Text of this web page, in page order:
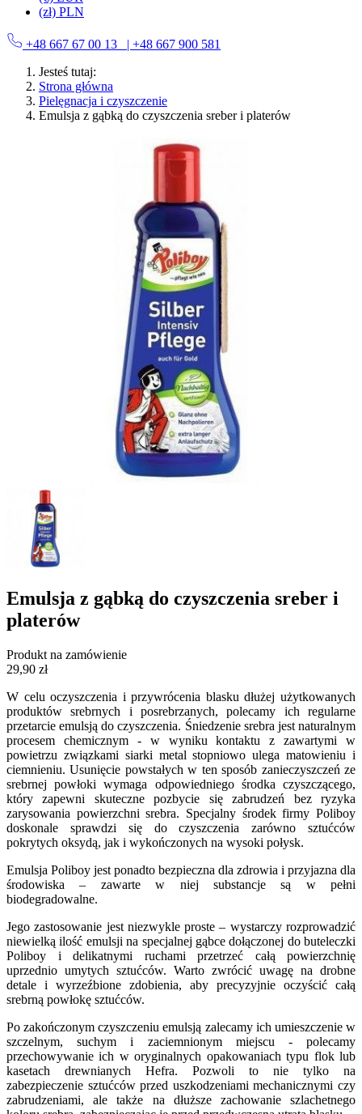
(zł) PLN
+48 667 67 00 13
| +48 667 900 581
Jesteś tutaj:
Strona główna
Pielęgnacja i czyszczenie
Emulsja z gąbką do czyszczenia sreber i platerów
Emulsja z gąbką do czyszczenia sreber i
platerów
Produkt na zamówienie
29,90 zł
W celu oczyszczenia i przywrócenia blasku dłużej użytkowanych
produktów srebrnych i posrebrzanych, polecamy ich regularne
przetarcie emulsją do czyszczenia. Śniedzenie srebra jest naturalnym
procesem chemicznym - w wyniku kontaktu z zawartymi w
powietrzu związkami siarki metal stopniowo ulega matowieniu i
ciemnieniu. Usunięcie powstałych w ten sposób zanieczyszczeń ze
srebrnej powłoki wymaga odpowiedniego środka czyszczącego,
który zapewni skuteczne pozbycie się zabrudzeń bez ryzyka
zarysowania powierzchni srebra. Specjalny środek firmy Poliboy
doskonale sprawdzi się do czyszczenia zarówno sztućców
pokrytych oksydą, jak i wykończonych na wysoki połysk.
Emulsja Poliboy jest ponadto bezpieczna dla zdrowia i przyjazna dla
środowiska – zawarte w niej substancje są w pełni
biodegradowalne.
Jego zastosowanie jest niezwykle proste – wystarczy rozprowadzić
niewielką ilość emulsji na specjalnej gąbce dołączonej do buteleczki
Poliboy i delikatnymi ruchami przetrzeć całą powierzchnię
uprzednio umytych sztućców. Warto zwrócić uwagę na drobne
detale i wyrzeźbione zdobienia, aby precyzyjnie oczyścić całą
srebrną powłokę sztućców.
Po zakończonym czyszczeniu emulsją zalecamy ich umieszczenie w
szczelnym, suchym i zaciemnionym miejscu - polecamy
przechowywanie ich w oryginalnych opakowaniach typu flok lub
kasetach drewnianych Hefra. Pozwoli to nie tylko na
zabezpieczenie sztućców przed uszkodzeniami mechanicznymi czy
zabrudzeniami, ale także na dłuższe zachowanie szlachetnego